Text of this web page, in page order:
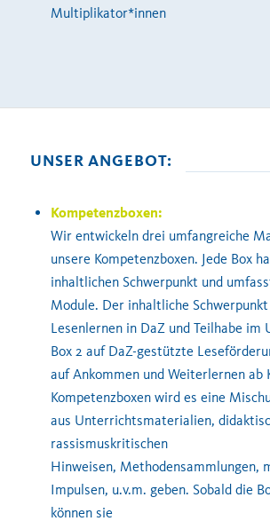
Multiplikator*innen
UNSER ANGEBOT:
Kompetenzboxen:
Wir entwickeln drei umfangreiche
unsere Kompetenzboxen. Jede Box
inhaltlichen Schwerpunkt und
Module. Der inhaltliche
Lesenlernen in DaZ und Teilhabe im
Box 2 auf DaZ-gestützte
auf Ankommen und Weiterlernen ab
Kompetenzboxen wird es eine
aus Unterrichtsmaterialien,
rassismuskritischen
Hinweisen, Methodensammlungen,
Impulsen, u.v.m. geben. Sobald die
können sie